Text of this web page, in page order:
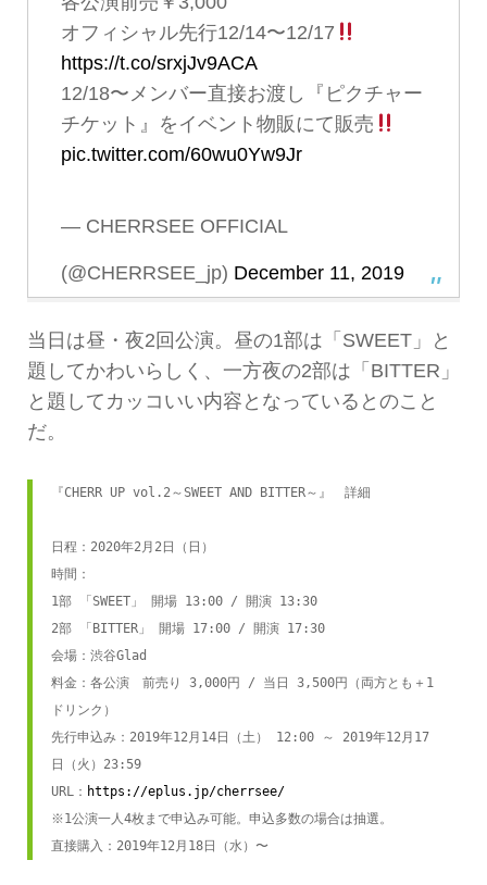
オフィシャル先行12/14〜12/17
https://t.co/srxjJv9ACA
12/18〜メンバー直接お渡し『ピクチャー
チケット』をイベント物販にて販売
pic.twitter.com/60wu0Yw9Jr
— CHERRSEE OFFICIAL
(@CHERRSEE_jp) December 11, 2019
当日は昼・夜2回公演。昼の1部は「SWEET」と
題してかわいらしく、一方夜の2部は「BITTER」
と題してカッコいい内容となっているとのこと
だ。
『CHERR UP vol.2～SWEET AND BITTER～』　詳細
日程：2020年2月2日（日）
時間：
1部 「SWEET」 開場 13:00 / 開演 13:30
2部 「BITTER」 開場 17:00 / 開演 17:30
会場：渋谷Glad
料金：各公演　前売り 3,000円 / 当日 3,500円（両方とも＋1
ドリンク）
先行申込み：2019年12月14日（土） 12:00 ～ 2019年12月17
日（火）23:59
URL： https://eplus.jp/cherrsee/
※1公演一人4枚まで申込み可能。申込多数の場合は抽選。
直接購入：2019年12月18日（水）〜